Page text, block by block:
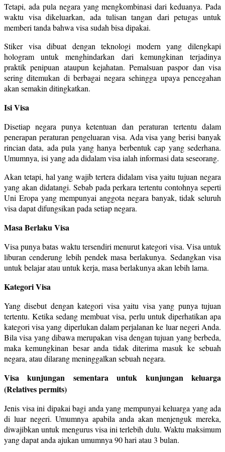
Tetapi, ada pula negara yang mengkombinasi dari keduanya. Pada
waktu visa dikeluarkan, ada tulisan tangan dari petugas untuk
memberi tanda bahwa visa sudah bisa dipakai.
Stiker visa dibuat dengan teknologi modern yang dilengkapi
hologram untuk menghindarkan dari kemungkinan terjadinya
praktik penipuan ataupun kejahatan. Pemalsuan paspor dan visa
sering ditemukan di berbagai negara sehingga upaya pencegahan
akan semakin ditingkatkan.
Isi Visa
Disetiap negara punya ketentuan dan peraturan tertentu dalam
penerapan peraturan pengeluaran visa. Ada visa yang berisi banyak
rincian data, ada pula yang hanya berbentuk cap yang sederhana.
Umumnya, isi yang ada didalam visa ialah informasi data seseorang.
Akan tetapi, hal yang wajib tertera didalam visa yaitu tujuan negara
yang akan didatangi. Sebab pada perkara tertentu contohnya seperti
Uni Eropa yang mempunyai anggota negara banyak, tidak seluruh
visa dapat difungsikan pada setiap negara.
Masa Berlaku Visa
Visa punya batas waktu tersendiri menurut kategori visa. Visa untuk
liburan cenderung lebih pendek masa berlakunya. Sedangkan visa
untuk belajar atau untuk kerja, masa berlakunya akan lebih lama.
Kategori Visa
Yang disebut dengan kategori visa yaitu visa yang punya tujuan
tertentu. Ketika sedang membuat visa, perlu untuk diperhatikan apa
kategori visa yang diperlukan dalam perjalanan ke luar negeri Anda.
Bila visa yang dibawa merupakan visa dengan tujuan yang berbeda,
maka kemungkinan besar anda tidak diterima masuk ke sebuah
negara, atau dilarang meninggalkan sebuah negara.
Visa kunjungan sementara untuk kunjungan keluarga
(Relatives permits)
Jenis visa ini dipakai bagi anda yang mempunyai keluarga yang ada
di luar negeri. Umumnya apabila anda akan menjenguk mereka,
diwajibkan untuk mengurus visa ini terlebih dulu. Waktu maksimum
yang dapat anda ajukan umumnya 90 hari atau 3 bulan.